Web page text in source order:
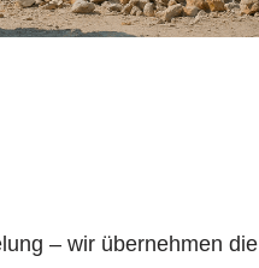
– wir übernehmen die